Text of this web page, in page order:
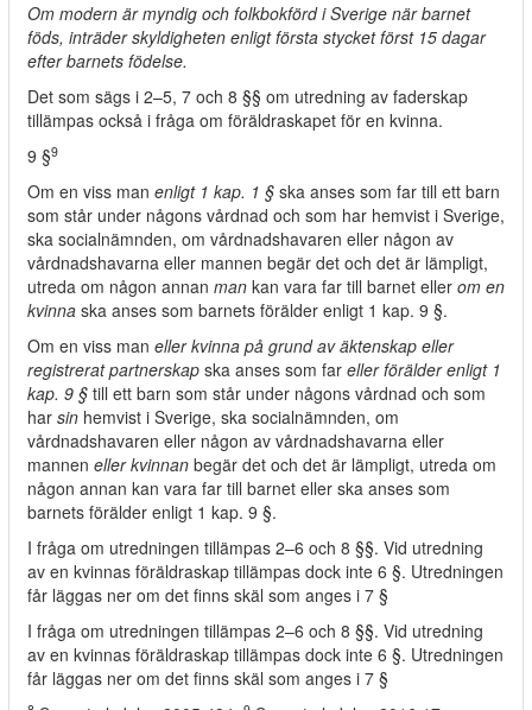
Om modern är myndig och folkbokförd i Sverige när barnet
föds, inträder skyldigheten enligt första stycket först 15 dagar
efter barnets födelse.
Det som sägs i 2–5, 7 och 8 §§ om utredning av faderskap
tillämpas också i fråga om föräldraskapet för en kvinna.
9 §9
Om en viss man enligt 1 kap. 1 § ska anses som far till ett barn
som står under någons vårdnad och som har hemvist i Sverige,
ska socialnämnden, om vårdnadshavaren eller någon av
vårdnadshavarna eller mannen begär det och det är lämpligt,
utreda om någon annan man kan vara far till barnet eller om en
kvinna ska anses som barnets förälder enligt 1 kap. 9 §.
Om en viss man eller kvinna på grund av äktenskap eller
registrerat partnerskap ska anses som far eller förälder enligt 1
kap. 9 § till ett barn som står under någons vårdnad och som
har sin hemvist i Sverige, ska socialnämnden, om
vårdnadshavaren eller någon av vårdnadshavarna eller
mannen eller kvinnan begär det och det är lämpligt, utreda om
någon annan kan vara far till barnet eller ska anses som
barnets förälder enligt 1 kap. 9 §.
I fråga om utredningen tillämpas 2–6 och 8 §§. Vid utredning
av en kvinnas föräldraskap tillämpas dock inte 6 §. Utredningen
får läggas ner om det finns skäl som anges i 7 §
I fråga om utredningen tillämpas 2–6 och 8 §§. Vid utredning
av en kvinnas föräldraskap tillämpas dock inte 6 §. Utredningen
får läggas ner om det finns skäl som anges i 7 §